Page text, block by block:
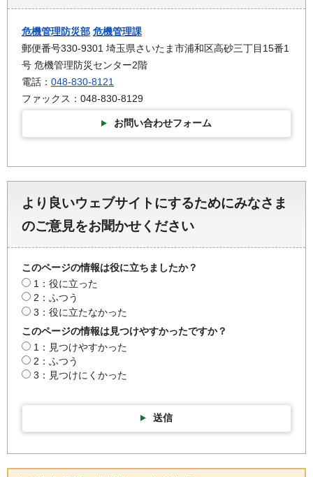
危機管理防災部 危機管理課
郵便番号330-9301 埼玉県さいたま市浦和区高砂三丁目15番1
号 危機管理防災センター2階
電話： 048-830-8121
ファックス：048-830-8129
お問い合わせフォーム
より良いウェブサイトにするためにみなさま
のご意見をお聞かせください
このページの情報は役に立ちましたか？
1：役に立った
2：ふつう
3：役に立たなかった
このページの情報は見つけやすかったですか？
1：見つけやすかった
2：ふつう
3：見つけにくかった
送信